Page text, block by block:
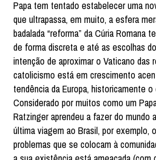
Papa tem tentado estabelecer uma
que ultrapassa, em muito, a esfera
badalada “reforma” da Cúria Romana
de forma discreta e até as escolhas
intenção de aproximar o Vaticano das
catolicismo está em crescimento
tendência da Europa, historicamente
Considerado por muitos como um
Ratzinger aprendeu a fazer do mundo
última viagem ao Brasil, por exemplo,
problemas que se colocam à